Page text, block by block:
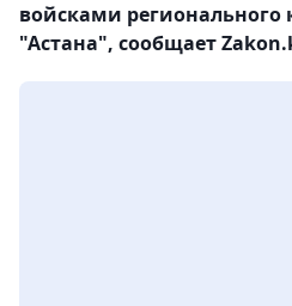
войсками
"Астана", сообщает